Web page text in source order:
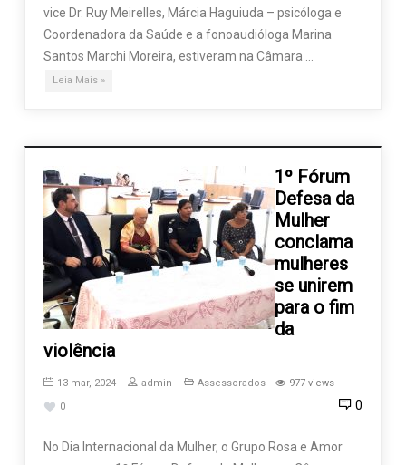
vice Dr. Ruy Meirelles, Márcia Haguiuda – psicóloga e
Coordenadora da Saúde e a fonoaudióloga Marina
Santos Marchi Moreira, estiveram na Câmara …
Leia Mais »
1º Fórum
Defesa da
Mulher
conclama
mulheres
se unirem
para o fim
da
violência
13 mar, 2024 admin Assessorados
977 views
0
0
No Dia Internacional da Mulher, o Grupo Rosa e Amor